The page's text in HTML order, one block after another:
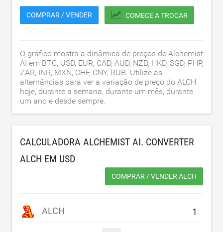
COMPRAR / VENDER COMECE A TROCAR
O gráfico mostra a dinâmica de preços de Alchemist
AI em BTC, USD, EUR, CAD, AUD, NZD, HKD, SGD, PHP,
ZAR, INR, MXN, CHF, CNY, RUB. Utilize as
alternâncias para ver a variação de preço do ALCH
hoje, durante a semana, durante um mês, durante
um ano e desde sempre.
CALCULADORA ALCHEMIST AI. CONVERTER
ALCH EM USD
COMPRAR / VENDER ALCH
ALCH